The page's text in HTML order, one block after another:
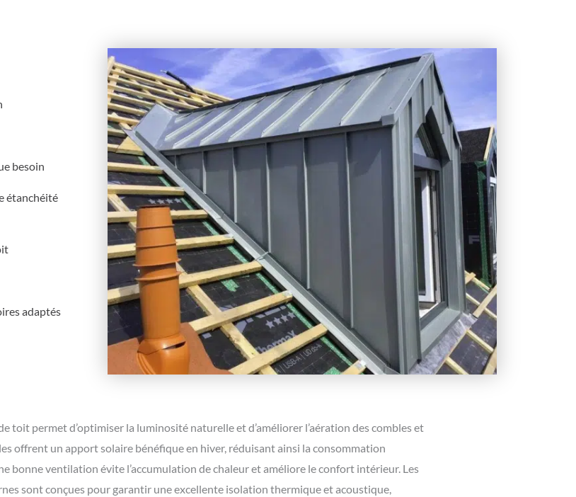
besoin
étanchéité
adaptés
toit permet d’optimiser la luminosité naturelle et d’améliorer l’aération des combles et
offrent un apport solaire bénéfique en hiver, réduisant ainsi la consommation
bonne ventilation évite l’accumulation de chaleur et améliore le confort intérieur. Les
sont conçues pour garantir une excellente isolation thermique et acoustique,